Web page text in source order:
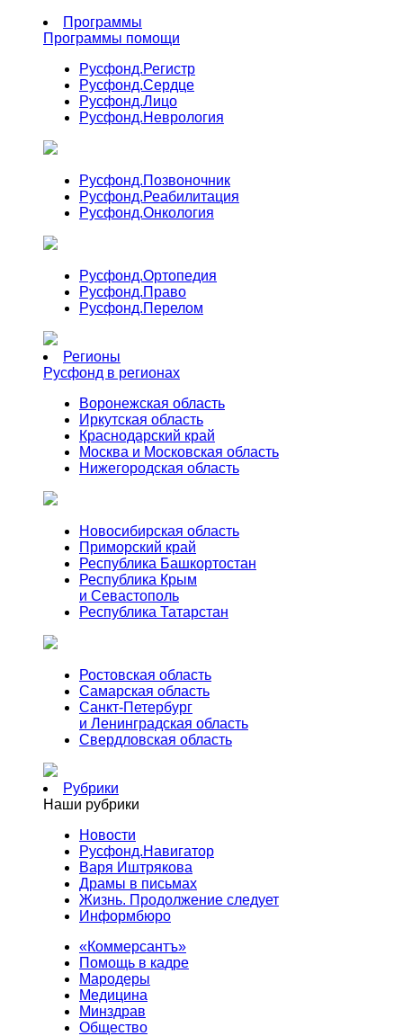
Программы
Программы помощи
Русфонд.Регистр
Русфонд.Сердце
Русфонд.Лицо
Русфонд.Неврология
Русфонд.Позвоночник
Русфонд.Реабилитация
Русфонд.Онкология
Русфонд.Ортопедия
Русфонд.Право
Русфонд.Перелом
Регионы
Русфонд в регионах
Воронежская область
Иркутская область
Краснодарский край
Москва и Московская область
Нижегородская область
Новосибирская область
Приморский край
Республика Башкортостан
Республика Крым
и Севастополь
Республика Татарстан
Ростовская область
Самарская область
Санкт-Петербург
и Ленинградская область
Свердловская область
Рубрики
Наши рубрики
Новости
Русфонд.Навигатор
Варя Иштрякова
Драмы в письмах
Жизнь. Продолжение следует
Информбюро
«Коммерсантъ»
Помощь в кадре
Мародеры
Медицина
Минздрав
Общество